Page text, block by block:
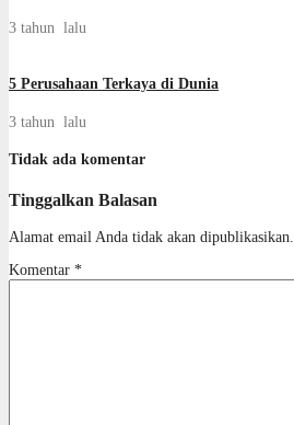
3 tahun lalu
5 Perusahaan Terkaya di Dunia
3 tahun lalu
Tidak ada komentar
Tinggalkan Balasan
Alamat email Anda tidak akan dipublikasikan.
Komentar *